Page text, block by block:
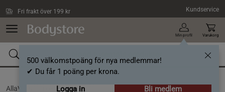
Fri frakt över 199 kr Kundservice
Min profil
500 välkomstpoäng för nya medlemmar!
✔ Du får 1 poäng per krona.
Logga in
Bli medlem
Varukorg
AllaVarumärken /Kiki Health